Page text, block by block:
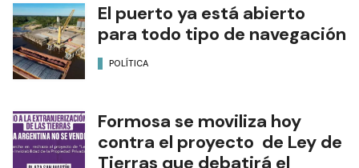
El puerto ya está abierto
para todo tipo de navegación
POLÍTICA
Formosa se moviliza hoy
contra el proyecto de Ley de
Tierras que debatirá el